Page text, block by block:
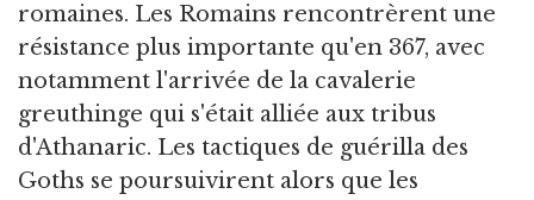
romaines. Les Romains rencontrèrent une
résistance plus importante qu'en 367, avec
notamment l'arrivée de la cavalerie
greuthinge qui s'était alliée aux tribus
d'Athanaric. Les tactiques de guérilla des
Goths se poursuivirent alors que les